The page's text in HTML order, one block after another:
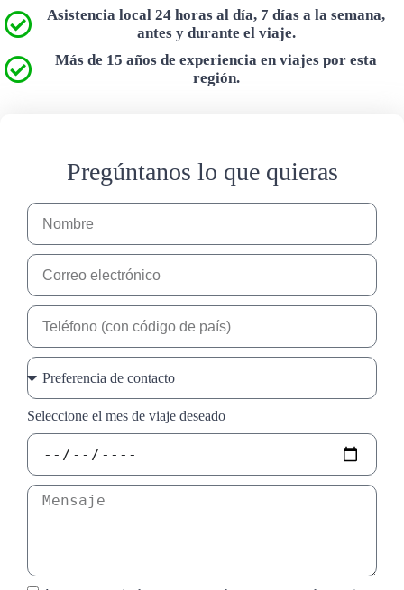
Asistencia local 24 horas al día, 7 días a la semana,
antes y durante el viaje.
Más de 15 años de experiencia en viajes por esta
región.
Pregúntanos lo que quieras
Seleccione el mes de viaje deseado